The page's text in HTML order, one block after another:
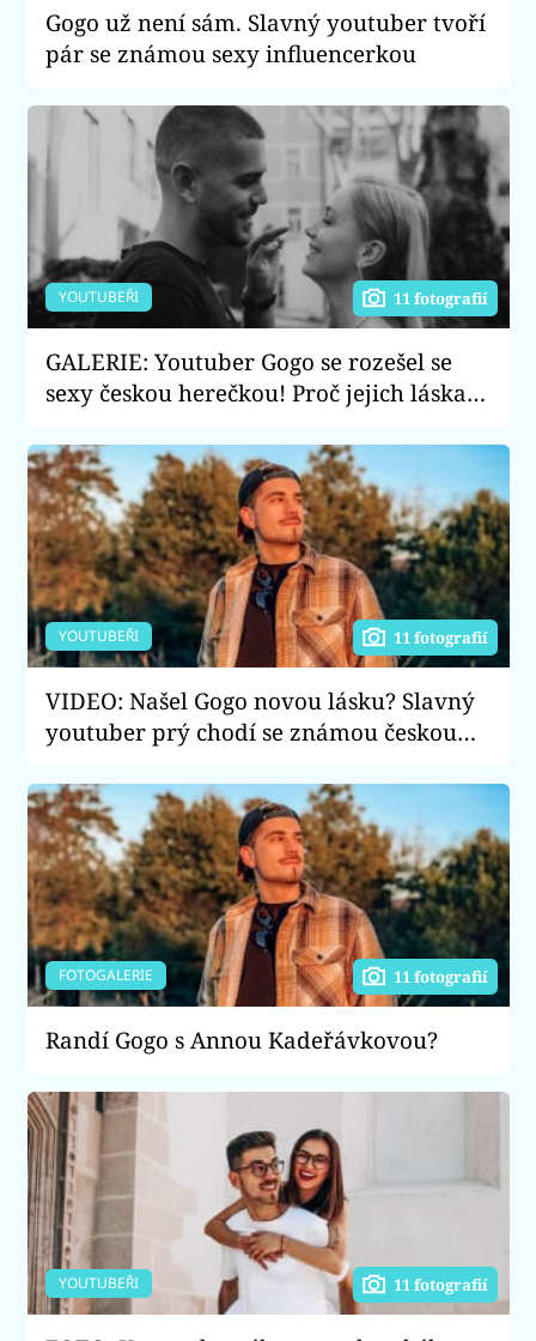
Gogo už není sám. Slavný youtuber tvoří
pár se známou sexy influencerkou
YOUTUBEŘI 11 fotografií
GALERIE: Youtuber Gogo se rozešel se
sexy českou herečkou! Proč jejich láska
YOUTUBEŘI 11 fotografií
VIDEO: Našel Gogo novou lásku? Slavný
youtuber prý chodí se známou českou
FOTOGALERIE 11 fotografií
Randí Gogo s Annou Kadeřávkovou?
YOUTUBEŘI 11 fotografií